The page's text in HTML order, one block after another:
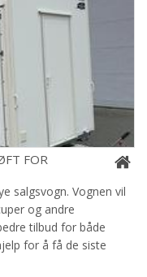
FOR
salgsvogn. Vognen vil
og andre
tilbud for både
for å få de siste